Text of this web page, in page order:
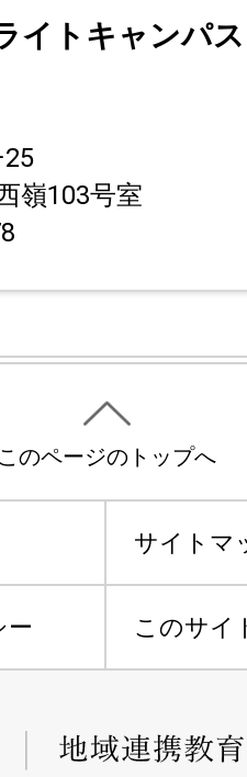
イトキャンパス
嶺103号室
このページのトップへ
サイトマ
ー このサイ